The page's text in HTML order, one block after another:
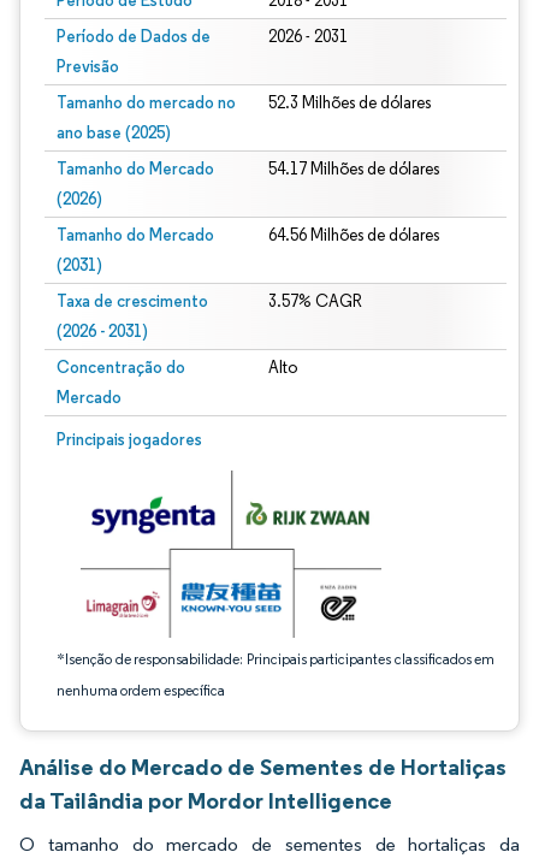
Período de Dados de
Previsão
2026 - 2031
Tamanho do mercado no
ano base (2025)
52.3 Milhões de dólares
Tamanho do Mercado
(2026)
54.17 Milhões de dólares
Tamanho do Mercado
(2031)
64.56 Milhões de dólares
Taxa de crescimento
(2026 - 2031)
3.57% CAGR
Concentração do
Mercado
Alto
Principais jogadores
*Isenção de responsabilidade: Principais participantes classificados em
nenhuma ordem específica
Imagem © Mordor Intelligence. O reuso requer atribuição conforme CC BY 4.0.
Análise do Mercado de Sementes de Hortaliças
da Tailândia por Mordor Intelligence
O tamanho do mercado de sementes de hortaliças da